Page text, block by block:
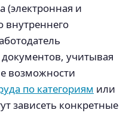
(электронная и
внутреннего
учитывая
возможности
по категориям или
зависеть конкретные